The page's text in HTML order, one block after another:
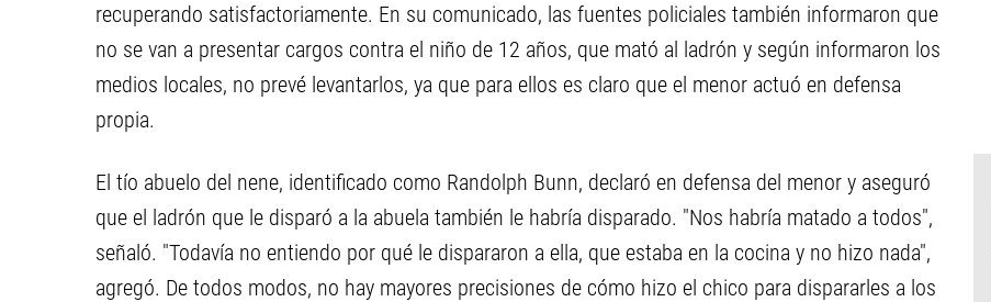
recuperando satisfactoriamente. En su comunicado, las fuentes policiales también informaron que
no se van a presentar cargos contra el niño de 12 años, que mató al ladrón y según informaron los
medios locales, no prevé levantarlos, ya que para ellos es claro que el menor actuó en defensa
propia.
El tío abuelo del nene, identificado como Randolph Bunn, declaró en defensa del menor y aseguró
que el ladrón que le disparó a la abuela también le habría disparado. "Nos habría matado a todos",
señaló. "Todavía no entiendo por qué le dispararon a ella, que estaba en la cocina y no hizo nada",
agregó. De todos modos, no hay mayores precisiones de cómo hizo el chico para dispararles a los